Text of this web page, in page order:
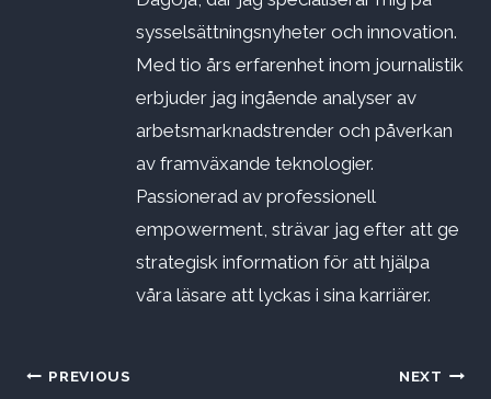
sysselsättningsnyheter och innovation.
Med tio års erfarenhet inom journalistik
erbjuder jag ingående analyser av
arbetsmarknadstrender och påverkan
av framväxande teknologier.
Passionerad av professionell
empowerment, strävar jag efter att ge
strategisk information för att hjälpa
våra läsare att lyckas i sina karriärer.
Inläggsnavigering
PREVIOUS NEXT